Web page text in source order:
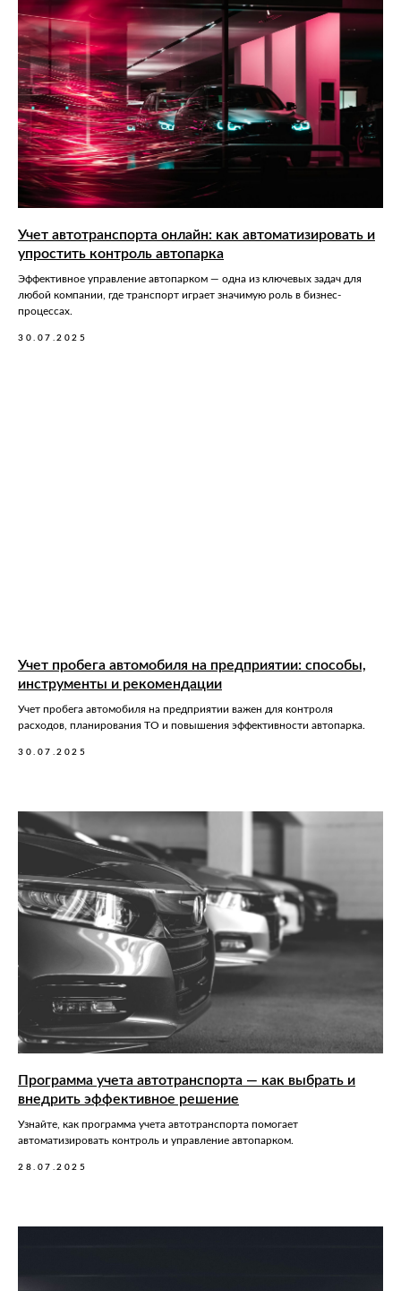
Учет автотранспорта онлайн: как автоматизировать и
упростить контроль автопарка
Эффективное управление автопарком — одна из ключевых задач для
любой компании, где транспорт играет значимую роль в бизнес-
процессах.
30.07.2025
Учет пробега автомобиля на предприятии: способы,
инструменты и рекомендации
Учет пробега автомобиля на предприятии важен для контроля
расходов, планирования ТО и повышения эффективности автопарка.
30.07.2025
Программа учета автотранспорта — как выбрать и
внедрить эффективное решение
Узнайте, как программа учета автотранспорта помогает
автоматизировать контроль и управление автопарком.
28.07.2025